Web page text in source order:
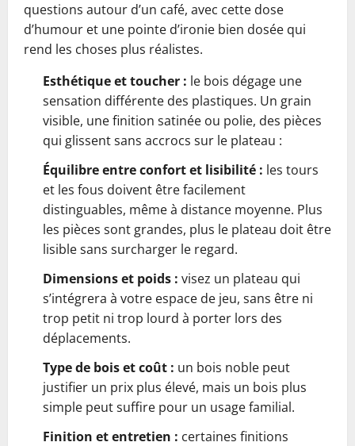
questions autour d’un café, avec cette dose
d’humour et une pointe d’ironie bien dosée qui
rend les choses plus réalistes.
Esthétique et toucher : le bois dégage une
sensation différente des plastiques. Un grain
visible, une finition satinée ou polie, des pièces
qui glissent sans accrocs sur le plateau :
Équilibre entre confort et lisibilité : les tours
et les fous doivent être facilement
distinguables, même à distance moyenne. Plus
les pièces sont grandes, plus le plateau doit être
lisible sans surcharger le regard.
Dimensions et poids : visez un plateau qui
s’intégrera à votre espace de jeu, sans être ni
trop petit ni trop lourd à porter lors des
déplacements.
Type de bois et coût : un bois noble peut
justifier un prix plus élevé, mais un bois plus
simple peut suffire pour un usage familial.
Finition et entretien : certaines finitions